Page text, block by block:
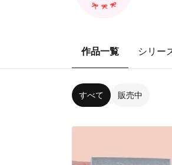
作品一覧 シリー
すべて 販売中